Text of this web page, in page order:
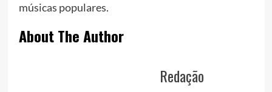
músicas populares.
About The Author
Redação